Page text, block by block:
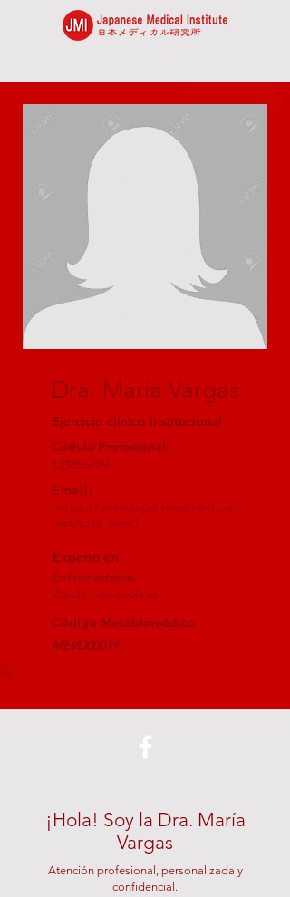
Dra. María Vargas
Ejercicio clínico institucional
Cédula Profesional:
123456789
Email:
https://www.japanesemedical
institute.com/
Experto en:
Enfermedades
Cardiometabólicas
Código Metabiomédico:
MEVD00019
¡Hola! Soy la Dra. María
Vargas
Atención profesional, personalizada y
confidencial.